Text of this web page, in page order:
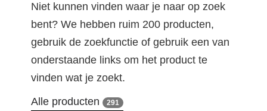
Niet kunnen vinden waar je naar op zoek
bent? We hebben ruim 200 producten,
gebruik de zoekfunctie of gebruik een van
onderstaande links om het product te
vinden wat je zoekt.
Alle producten 291